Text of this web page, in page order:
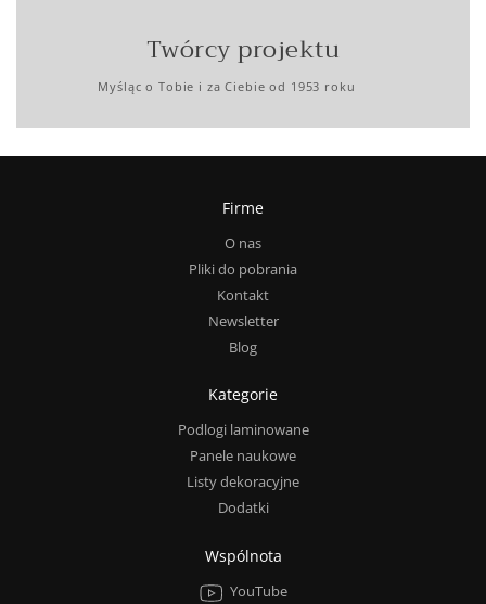
Twórcy projektu
Myśląc o Tobie i za Ciebie od 1953 roku
Firme
O nas
Pliki do pobrania
Kontakt
Newsletter
Blog
Kategorie
Podlogi laminowane
Panele naukowe
Listy dekoracyjne
Dodatki
Wspólnota
YouTube